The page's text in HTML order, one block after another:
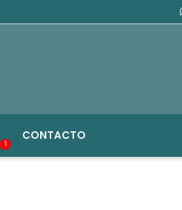
1
CONTACTO